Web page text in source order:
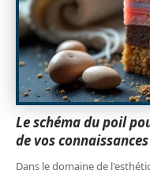
Le schéma du poil
de vos
Dans le domaine de